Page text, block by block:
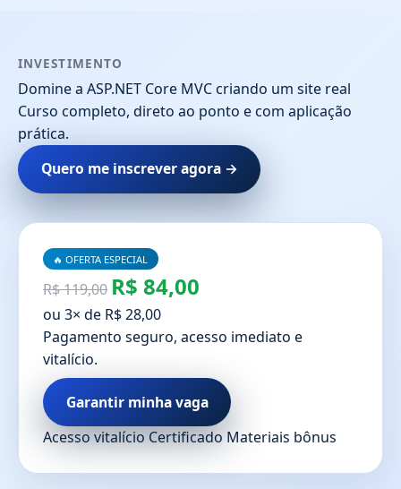
INVESTIMENTO
Domine a ASP.NET Core MVC criando um site real
Curso completo, direto ao ponto e com aplicação
prática.
Quero me inscrever agora →
🔥 OFERTA ESPECIAL
R$ 119,00 R$ 84,00
ou 3× de R$ 28,00
Pagamento seguro, acesso imediato e
vitalício.
Garantir minha vaga
Acesso vitalício Certificado Materiais bônus